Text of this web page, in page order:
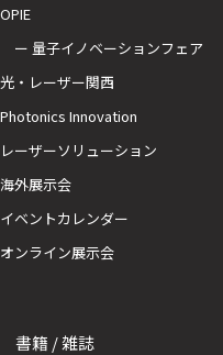
OPIE
ー 量子イノベーションフェア
光・レーザー関西
Photonics Innovation
レーザーソリューション
海外展示会
イベントカレンダー
オンライン展示会
書籍 / 雑誌